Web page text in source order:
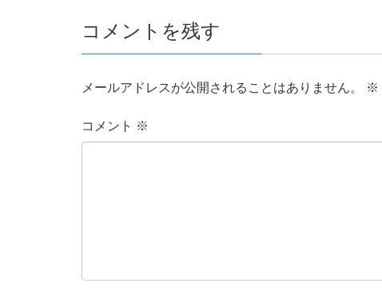
コメントを残す
メールアドレスが公開されることはありません。 ※
コメント ※